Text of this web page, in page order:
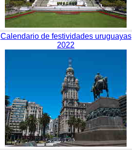
Calendario de festividades uruguayas
2022